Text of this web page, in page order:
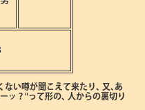
い噂が聞こえて来たり､
又､あ
ッ？"って形の､
人からの裏切り